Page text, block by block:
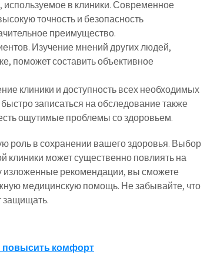
в клиники. Современное
точность и безопасность
преимущество.
Изучение мнений других людей,
поможет составить объективное
клиники и доступность всех необходимых
записаться на обследование также
ощутимые проблемы со здоровьем.
роль в сохранении вашего здоровья. Выбор
клиники может существенно повлиять на
изложенные рекомендации, вы сможете
медицинскую помощь. Не забывайте, что
защищать.
повысить комфорт